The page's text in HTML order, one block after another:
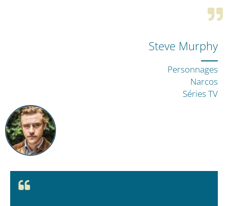
Steve Murphy
Personnages
Narcos
Séries TV